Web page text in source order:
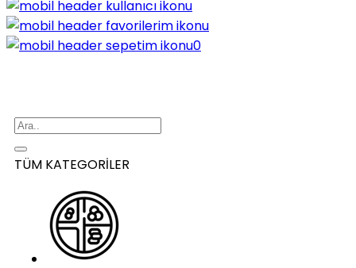
0
TÜM KATEGORİLER